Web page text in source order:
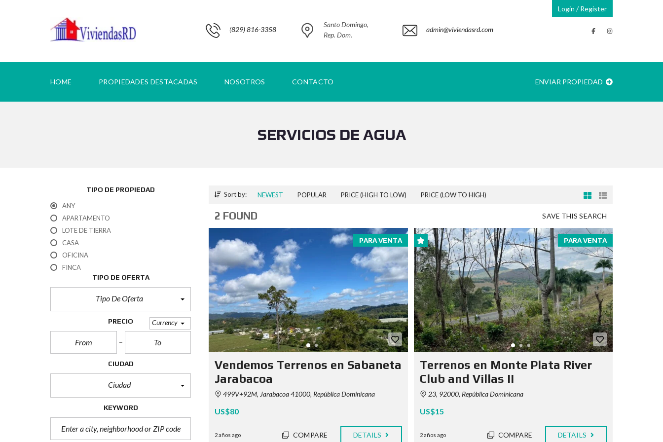
(829) 816-3358
Santo Domingo,
Rep. Dom.
admin@viviendasrd.com
Login / Register
HOME PROPIEDADES DESTACADAS NOSOTROS CONTACTO ENVIAR PROPIEDAD
SERVICIOS DE AGUA
TIPO DE PROPIEDAD
ANY
APARTAMENTO
LOTE DE TIERRA
CASA
OFICINA
FINCA
TIPO DE OFERTA
Tipo De Oferta
PRECIO Currency
CIUDAD
Ciudad
KEYWORD
Sort by: NEWEST POPULAR PRICE (HIGH TO LOW) PRICE (LOW TO HIGH)
SAVE THIS SEARCH
2 FOUND
PARA VENTA
Vendemos Terrenos en Sabaneta
Jarabacoa
499V+92M, Jarabacoa 41000, República Dominicana
US$80
2 años ago COMPARE DETAILS
PARA VENTA
Terrenos en Monte Plata River
Club and Villas II
23, 92000, República Dominicana
US$15
2 años ago COMPARE DETAILS